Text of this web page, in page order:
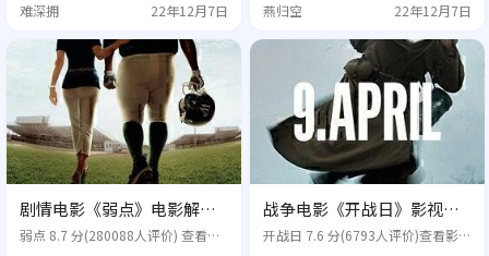
全是老人和儿童，小学教师易明堂
辈的路，决定开办一所家庭幼儿
园，教孩子们学文化，下岗的妻子
（何伟欣 饰）当园长，初…
难深拥 22年12月7日
卡蒂娅里曼,沃尔克布鲁赫,马克斯冯
家/地区: 德国 年份: 2015 影片由
燕归空 22年12月7日
剧情电影《弱点》电影解说
文案/片源
弱点 8.7 分(280088人评价) 查看影
战争电影《开战日》影视解
说文案/片源
开战日 7.6 分(6793人评价)查看影评